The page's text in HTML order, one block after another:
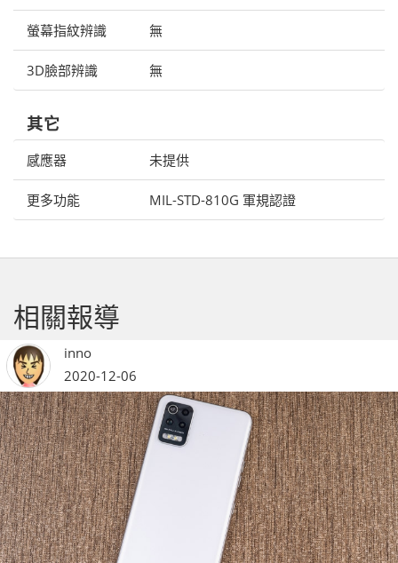
螢幕指紋辨識 無
3D臉部辨識 無
其它
感應器 未提供
更多功能 MIL-STD-810G 軍規認證
相關報導
inno
2020-12-06